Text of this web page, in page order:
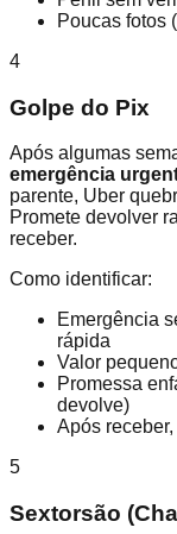
Poucas fotos
4
Golpe do Pix
Após algumas
emergência
parente, Uber
Promete devolver
receber.
Como identificar:
Emergência
rápida
Valor
Promessa
devolve)
Após
5
Sextorsão